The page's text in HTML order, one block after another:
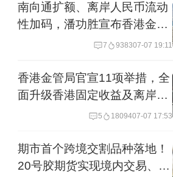
但必须明确的是，货币
决于其参与经济交易的
是主体国家对货币支撑
不仅来源于经济交易和
源于对安全资产以及对
控能力。其中，一个重
军事实力和在全球的控
看，美国对全球军事的
南向通扩额、离岸人民币流动
性加码，潘功胜宣布香港金融
7 938307-07 19:11
香港金管局官宣11项举措，全
面升级香港固定收益及离岸人
5 1809407-07 17:53
期市首个跨境交割品种落地！
20号胶期货实现境内交易、境